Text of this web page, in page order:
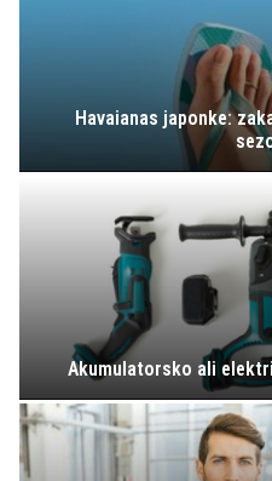
Havaianas japonke:
Akumulatorsko ali